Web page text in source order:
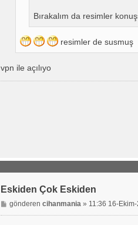
Bırakalım da resimler
resimler de susmuş
vpn ile açılıyo
Eskiden Çok Eskiden
M
e
gönderencihanmania » 11:36 16-